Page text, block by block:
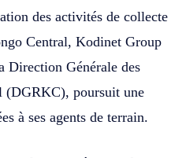
des activités de collecte
Central, Kodinet Group
Direction Générale des
(DGRKC), poursuit une
à ses agents de terrain.